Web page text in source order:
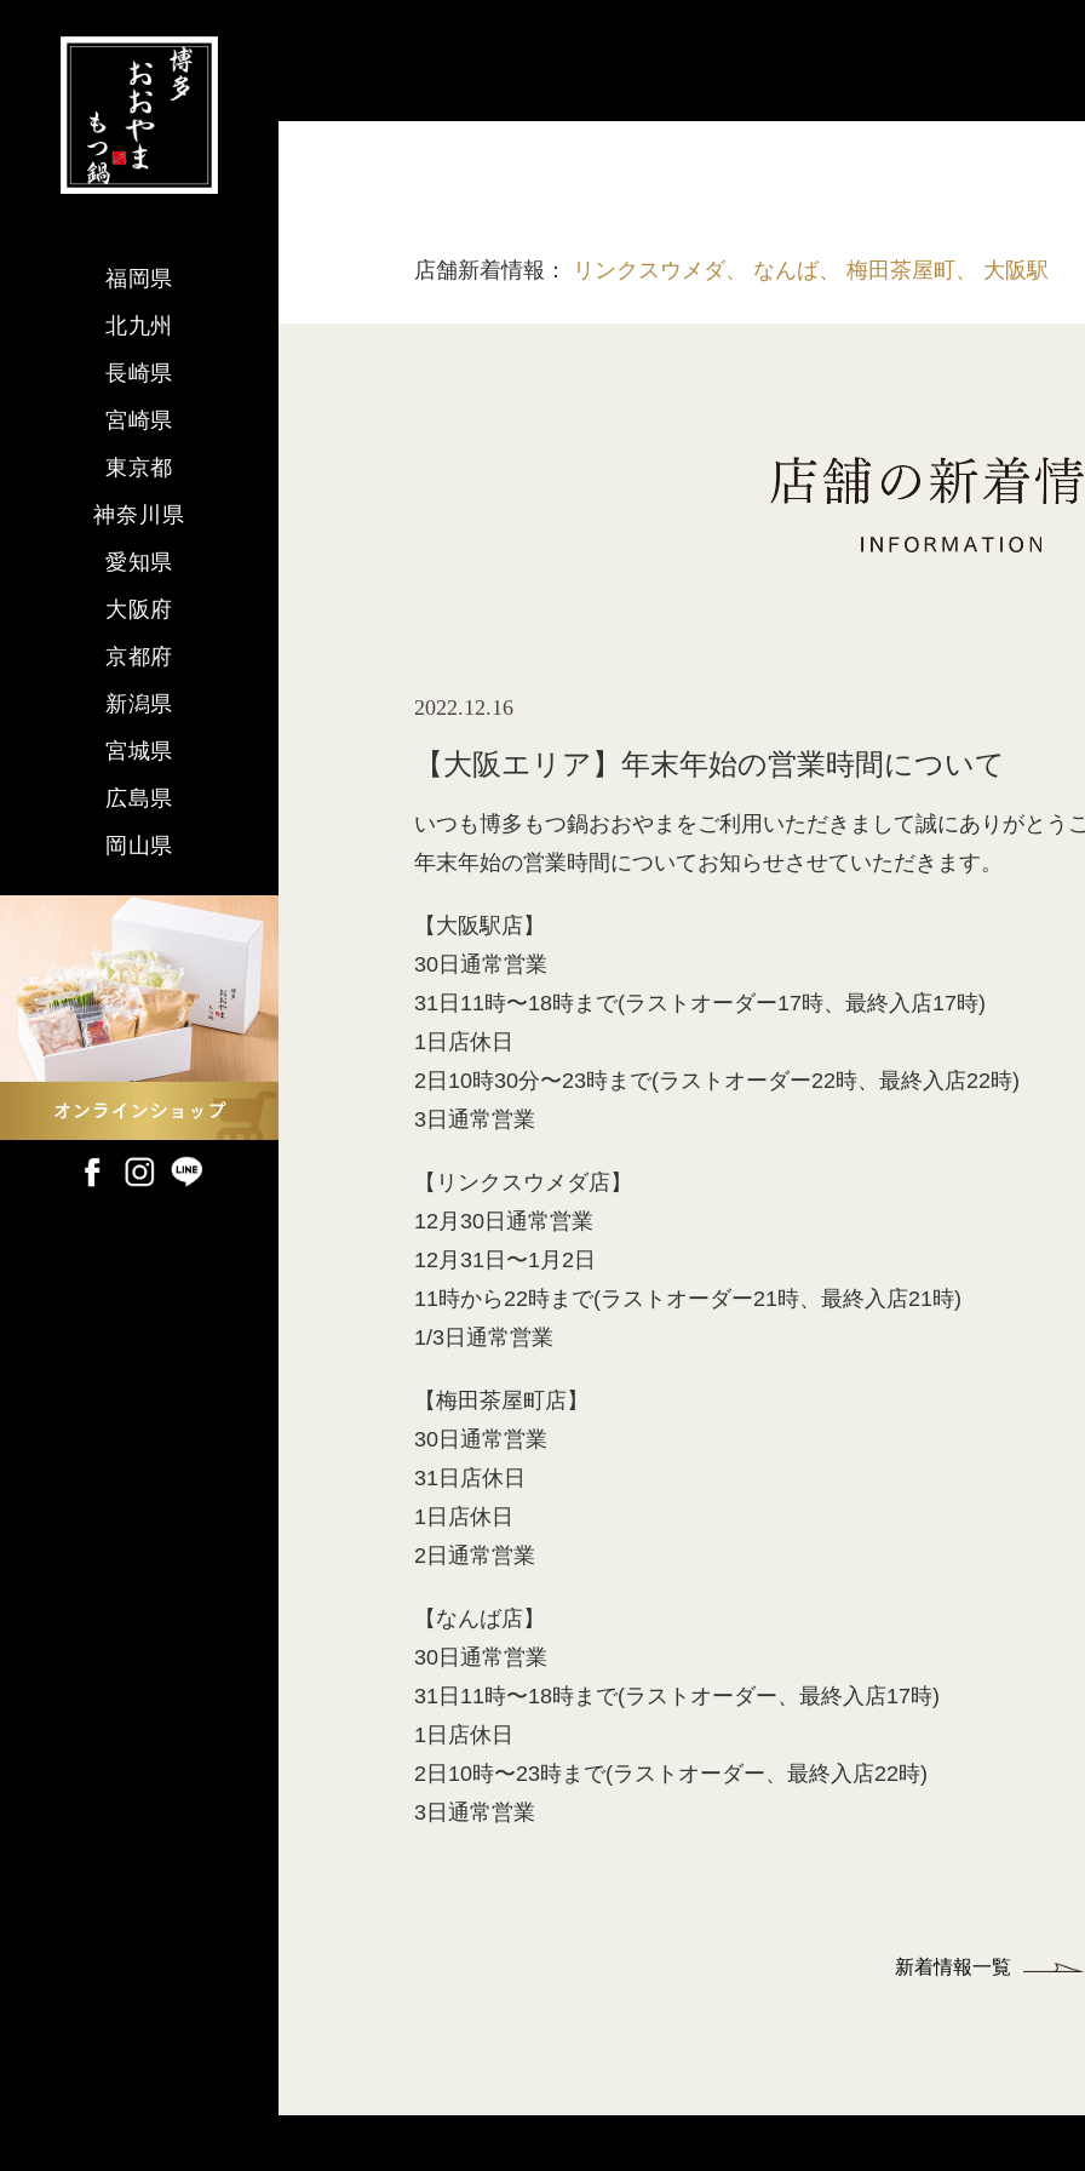
店舗新着情報： リンクスウメダ、 なんば、 梅田茶屋町、 大阪駅
2022.12.16
【大阪エリア】年末年始の営業時間について
いつも博多もつ鍋おおやまをご利用いただきまして誠にありがとう
年末年始の営業時間についてお知らせさせていただきます。
【大阪駅店】
30日通常営業
31日11時〜18時まで(ラストオーダー17時、最終入店17時)
1日店休日
2日10時30分〜23時まで(ラストオーダー22時、最終入店22時)
3日通常営業
【リンクスウメダ店】
12月30日通常営業
12月31日〜1月2日
11時から22時まで(ラストオーダー21時、最終入店21時)
1/3日通常営業
【梅田茶屋町店】
30日通常営業
31日店休日
1日店休日
2日通常営業
【なんば店】
30日通常営業
31日11時〜18時まで(ラストオーダー、最終入店17時)
1日店休日
2日10時〜23時まで(ラストオーダー、最終入店22時)
3日通常営業
新着情報一覧
福岡県
北九州
長崎県
宮崎県
東京都
神奈川県
愛知県
大阪府
京都府
新潟県
宮城県
広島県
岡山県